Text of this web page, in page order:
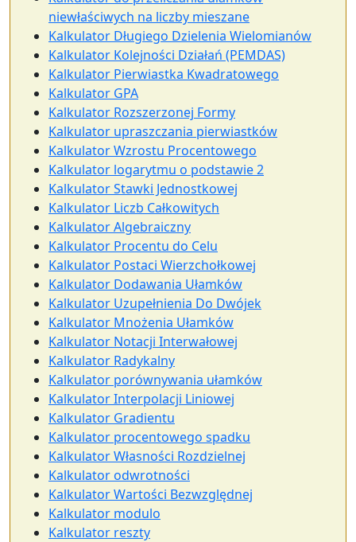
niewłaściwych na liczby mieszane
Kalkulator Długiego Dzielenia Wielomianów
Kalkulator Kolejności Działań (PEMDAS)
Kalkulator Pierwiastka Kwadratowego
Kalkulator GPA
Kalkulator Rozszerzonej Formy
Kalkulator upraszczania pierwiastków
Kalkulator Wzrostu Procentowego
Kalkulator logarytmu o podstawie 2
Kalkulator Stawki Jednostkowej
Kalkulator Liczb Całkowitych
Kalkulator Algebraiczny
Kalkulator Procentu do Celu
Kalkulator Postaci Wierzchołkowej
Kalkulator Dodawania Ułamków
Kalkulator Uzupełnienia Do Dwójek
Kalkulator Mnożenia Ułamków
Kalkulator Notacji Interwałowej
Kalkulator Radykalny
Kalkulator porównywania ułamków
Kalkulator Interpolacji Liniowej
Kalkulator Gradientu
Kalkulator procentowego spadku
Kalkulator Własności Rozdzielnej
Kalkulator odwrotności
Kalkulator Wartości Bezwzględnej
Kalkulator modulo
Kalkulator reszty